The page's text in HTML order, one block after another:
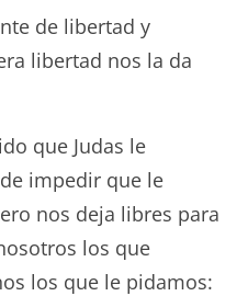
de libertad y
libertad nos la da
que Judas le
impedir que le
nos deja libres para
los que
los que le pidamos: